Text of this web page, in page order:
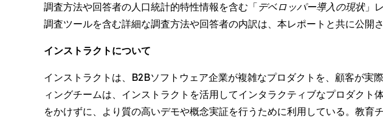
調査方法や回答者の人口統計的特性情報を含む「デベロッパー導入の現状」
調査ツールを含む詳細な調査方法や回答者の内訳は、本レポートと共に公開さ
インストラクトについて
インストラクトは、B2Bソフトウェア企業が複雑なプロダクトを、顧客が
ィングチームは、インストラクトを活用してインタラクティブなプロダク
をかけずに、より質の高いデモや概念実証を行うために利用している。教